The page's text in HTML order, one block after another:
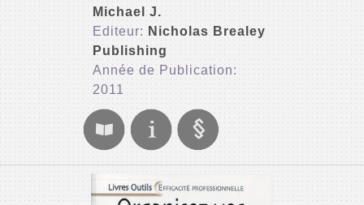
Michael J.
Editeur: Nicholas Brealey
Publishing
Année de Publication:
2011